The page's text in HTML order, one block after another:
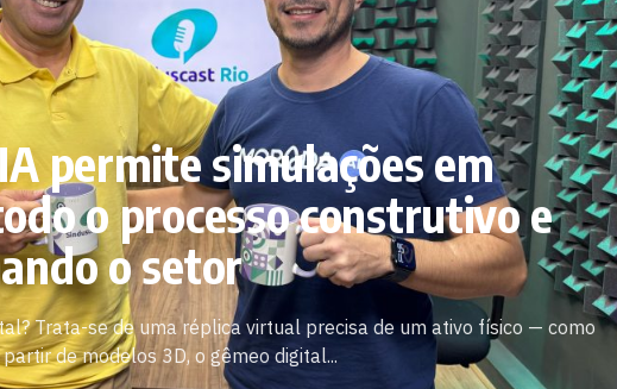
permite simulações em
o processo construtivo e
o setor
Trata-se de uma réplica virtual precisa de um ativo físico — como
de modelos 3D, o gêmeo digital...